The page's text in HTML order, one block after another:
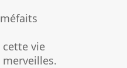
cette vie